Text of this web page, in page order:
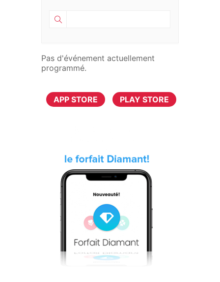
Pas d'événement actuellement
programmé.
APP STORE PLAY STORE